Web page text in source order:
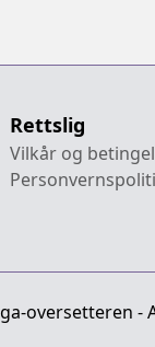
Rettslig
Vilkår og
oversetteren